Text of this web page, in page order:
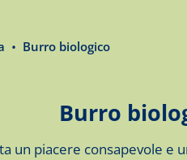
Burro biologico
Burro
un piacere consapevole e